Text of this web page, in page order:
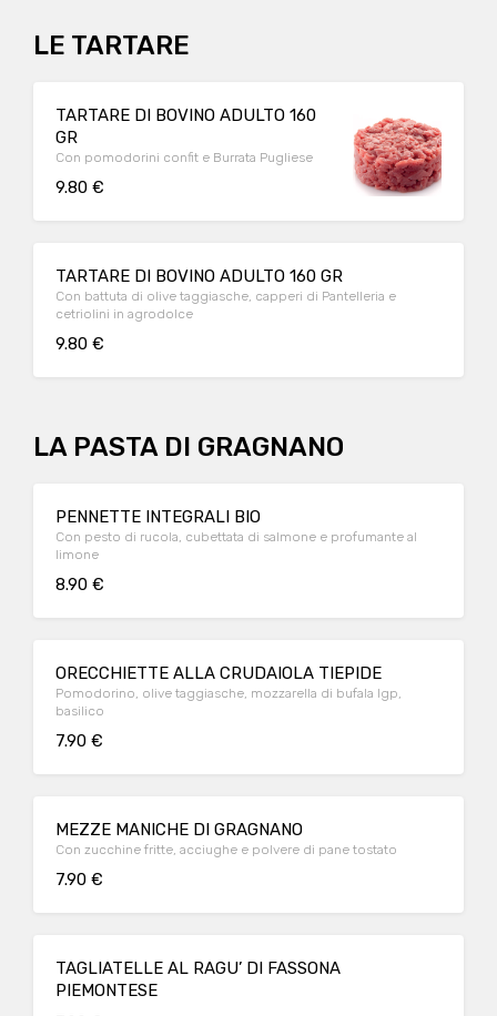
LE TARTARE
TARTARE DI BOVINO ADULTO 160
GR
Con pomodorini confit e Burrata Pugliese
9.80 €
TARTARE DI BOVINO ADULTO 160 GR
Con battuta di olive taggiasche, capperi di Pantelleria e
cetriolini in agrodolce
9.80 €
LA PASTA DI GRAGNANO
PENNETTE INTEGRALI BIO
Con pesto di rucola, cubettata di salmone e profumante al
limone
8.90 €
ORECCHIETTE ALLA CRUDAIOLA TIEPIDE
Pomodorino, olive taggiasche, mozzarella di bufala Igp,
basilico
7.90 €
MEZZE MANICHE DI GRAGNANO
Con zucchine fritte, acciughe e polvere di pane tostato
7.90 €
TAGLIATELLE AL RAGU’ DI FASSONA
PIEMONTESE